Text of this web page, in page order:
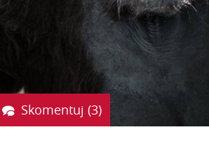
Skomentuj (3)